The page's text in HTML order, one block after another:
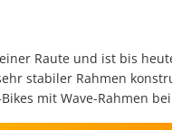
Raute und ist bis
stabiler Rahmen
mit Wave-Rahmen